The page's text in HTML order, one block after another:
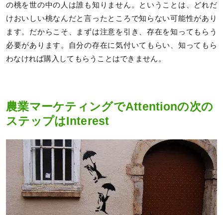
の桃を世の中の人は誰も知りません。ということは、どれだ
けおいしい桃なんだと言ったところで知らない可能性があり
ます。だからこそ、まずは注意を引き、存在を知ってもらう
必要があります。自分の存在に気付いてもらい、知ってもら
わなければ購入してもらうことはできません。
農業マーケティングでAttentionの次の
ステップはInterest